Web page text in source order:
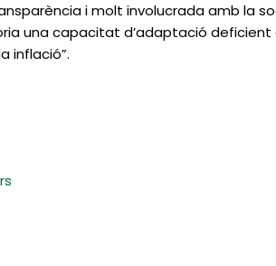
i molt involucrada amb la
una capacitat d’adaptació
inflació”.